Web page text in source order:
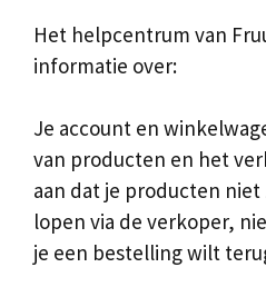
Het helpcentrum van
informatie over:
Je account en
van producten en het
aan dat je producten
lopen via de verkoper,
je een bestelling wilt